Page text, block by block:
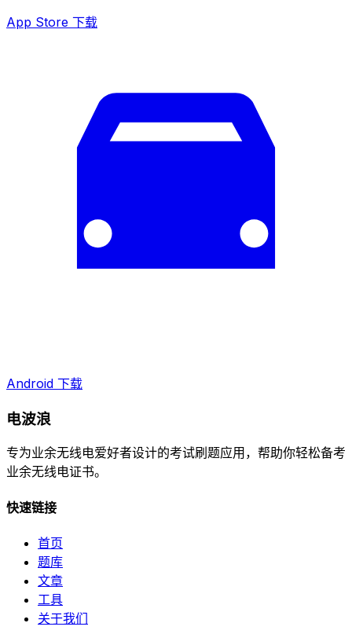
App Store 下载
Android 下载
电波浪
专为业余无线电爱好者设计的考试刷题应用，帮助你轻松备考
业余无线电证书。
快速链接
首页
题库
文章
工具
关于我们